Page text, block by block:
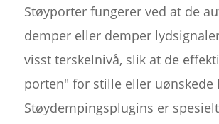
Støyporter fungerer ved at de
demper eller demper
visst terskelnivå, slik at de
porten" for stille eller uønskede
Støydempingsplugins er